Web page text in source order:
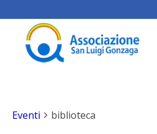
Eventi biblioteca